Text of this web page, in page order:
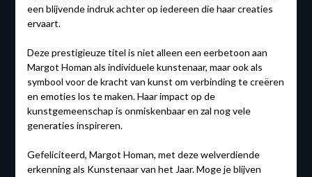
een blijvende indruk achter op iedereen die haar creaties
ervaart.
Deze prestigieuze titel is niet alleen een eerbetoon aan
Margot Homan als individuele kunstenaar, maar ook als
symbool voor de kracht van kunst om verbinding te creëren
en emoties los te maken. Haar impact op de
kunstgemeenschap is onmiskenbaar en zal nog vele
generaties inspireren.
Gefeliciteerd, Margot Homan, met deze welverdiende
erkenning als Kunstenaar van het Jaar. Moge je blijven